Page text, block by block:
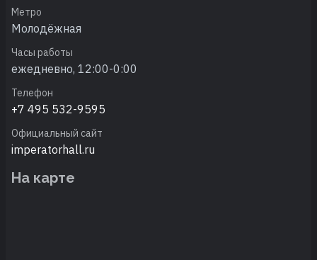
Метро
Молодёжная
Часы работы
ежедневно, 12:00-0:00
Телефон
+7 495 532-9595
Официальный сайт
imperatorhall.ru
На карте